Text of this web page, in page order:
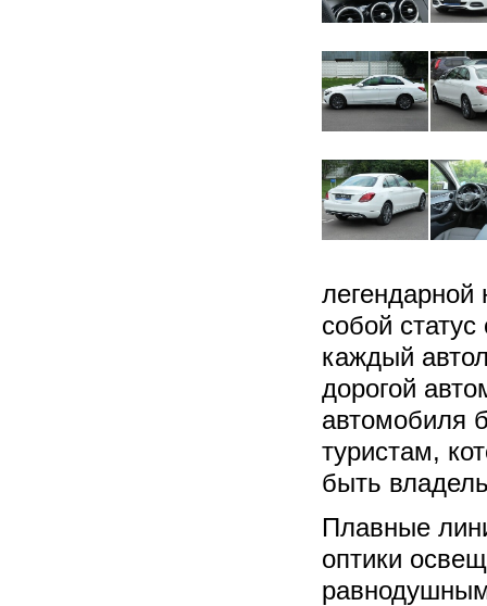
легендарной
собой
каждый
дорогой
автомобиля
туристам,
быть
Плавные
оптики